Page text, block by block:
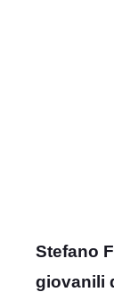
Stefano
giovanili